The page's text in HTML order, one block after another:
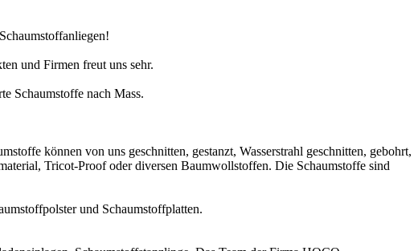
und Firmen freut uns sehr.
Schaumstoffe nach Mass.
können von uns geschnitten, gestanzt, Wasserstrahl geschnitten, gebohrt,
Tricot-Proof oder diversen Baumwollstoffen. Die Schaumstoffe sind
und Schaumstoffplatten.